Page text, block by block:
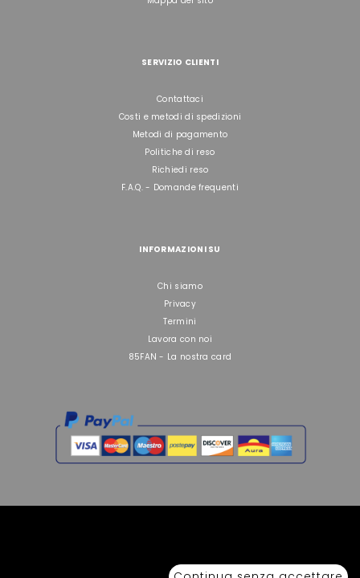
SERVIZIO CLIENTI
Contattaci
Costi e metodi di spedizioni
Metodi di pagamento
Politiche di reso
Richiedi reso
F.A.Q. - Domande frequenti
INFORMAZIONI SU
Chi siamo
Privacy
Termini
Lavora con noi
85FAN - La nostra card
anche parziale.